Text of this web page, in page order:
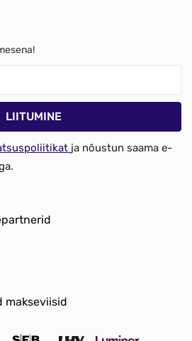
ja nõustun saama e-
makseviisid